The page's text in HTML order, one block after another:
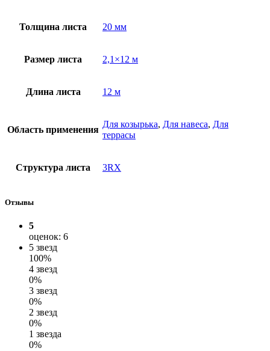
Толщина листа 20 мм
Размер листа 2,1×12 м
Длина листа 12 м
Область применения
Для козырька, Для навеса, Для
террасы
Структура листа 3RX
Отзывы
5
оценок: 6
5 звезд
100%
4 звезд
0%
3 звезд
0%
2 звезд
0%
1 звезда
0%